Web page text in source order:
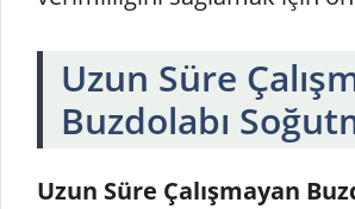
Uzun Süre
Buzdolabı
Uzun Süre Çalışmayan